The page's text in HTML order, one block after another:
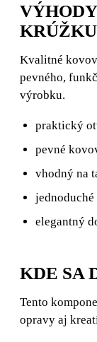
KRÚŽKU
Kvalitné
pevného,
výrobku.
praktický
pevné
vhodný na
elegantný
KDE SA
Tento
opravy aj